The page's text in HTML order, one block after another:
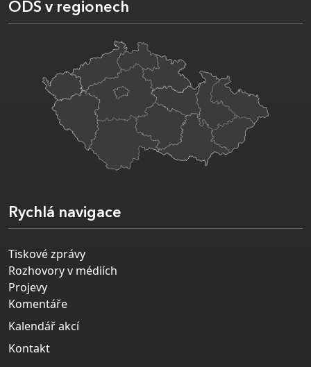
ODS v regionech
Rychlá navigace
Tiskové zprávy
Rozhovory v médiích
Projevy
Komentáře
Kalendář akcí
Kontakt